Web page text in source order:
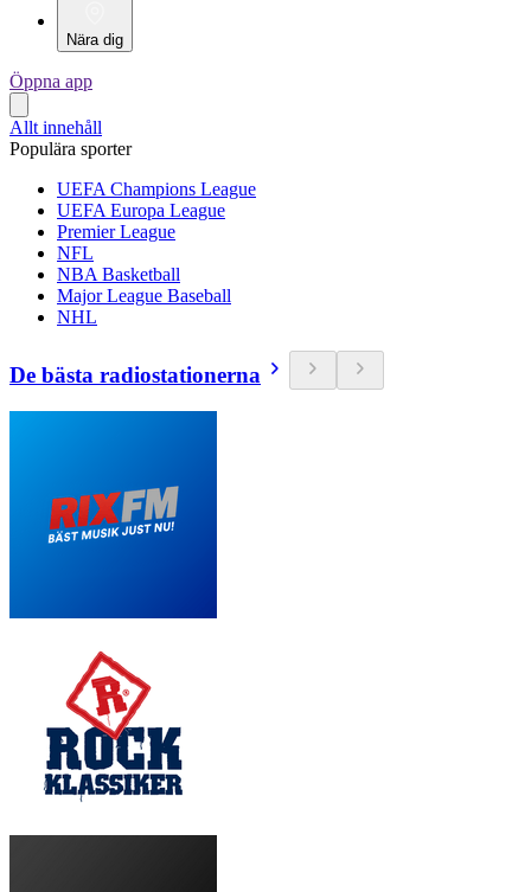
Nära dig
Öppna app
Allt innehåll
Populära sporter
UEFA Champions League
UEFA Europa League
Premier League
NFL
NBA Basketball
Major League Baseball
NHL
De bästa radiostationerna